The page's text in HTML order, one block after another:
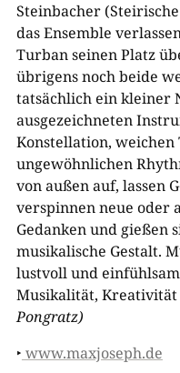
Steinbacher
das Ensemble
Turban seinen Platz
übrigens noch beide
tatsächlich ein kleiner
ausgezeichneten
Konstellation,
ungewöhnlichen
von außen auf, lassen
verspinnen neue oder
Gedanken und gießen
musikalische Gestalt.
lustvoll und
Musikalität,
Pongratz)
‣ www.maxjoseph.de